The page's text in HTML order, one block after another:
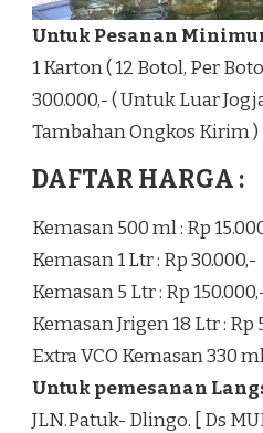
Untuk Pesanan
1 Karton ( 12 Botol, Per
300.000,- ( Untuk Luar
Tambahan Ongkos Kirim )
DAFTAR HARGA :
Kemasan 500 ml : Rp
Kemasan 1 Ltr : Rp 30.000,-
Kemasan 5 Ltr : Rp
Kemasan Jrigen 18 Ltr : Rp
Extra VCO Kemasan 330
Untuk pemesanan
JLN.Patuk- Dlingo. [ Ds